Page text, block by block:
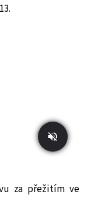
za přežitím ve